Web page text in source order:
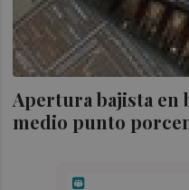
Apertura bajista en
medio punto